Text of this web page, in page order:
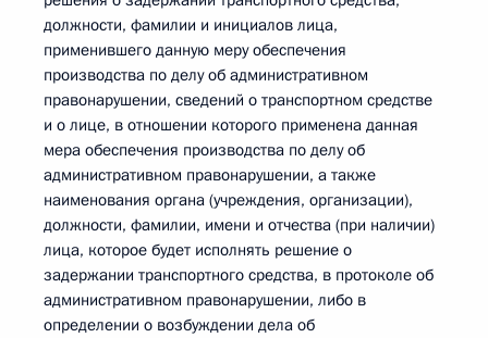
должности, фамилии и инициалов лица,
применившего данную меру обеспечения
производства по делу об административном
правонарушении, сведений о транспортном средстве
и о лице, в отношении которого применена данная
мера обеспечения производства по делу об
административном правонарушении, а также
наименования органа (учреждения, организации),
должности, фамилии, имени и отчества (при наличии)
лица, которое будет исполнять решение о
задержании транспортного средства, в протоколе об
административном правонарушении, либо в
определении о возбуждении дела об